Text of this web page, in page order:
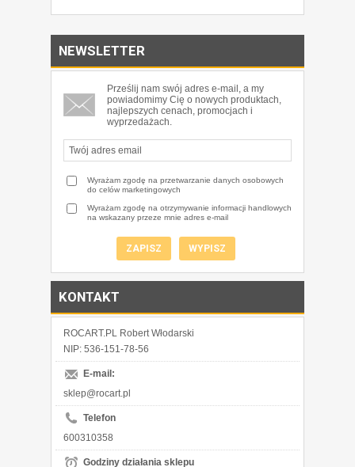
NEWSLETTER
Prześlij nam swój adres e-mail, a my
powiadomimy Cię o nowych produktach,
najlepszych cenach, promocjach i
wyprzedażach.
Wyrażam zgodę na przetwarzanie danych osobowych
do celów marketingowych
Wyrażam zgodę na otrzymywanie informacji handlowych
na wskazany przeze mnie adres e-mail
KONTAKT
ROCART.PL Robert Włodarski
NIP: 536-151-78-56
E-mail:
sklep@rocart.pl
Telefon
600310358
Godziny działania sklepu